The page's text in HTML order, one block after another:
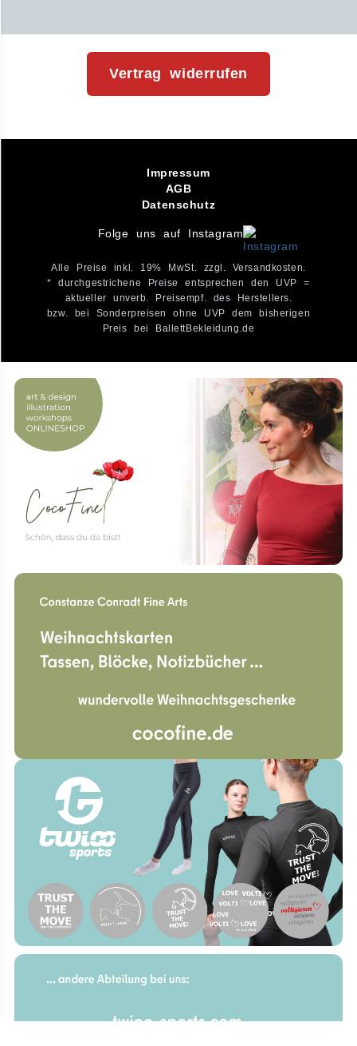
Vertrag widerrufen
Impressum
AGB
Datenschutz
Folge uns auf Instagram
Alle Preise inkl. 19% MwSt. zzgl. Versandkosten.
* durchgestrichene Preise entsprechen den UVP =
aktueller unverb. Preisempf. des Herstellers.
bzw. bei Sonderpreisen ohne UVP dem bisherigen
Preis bei BallettBekleidung.de